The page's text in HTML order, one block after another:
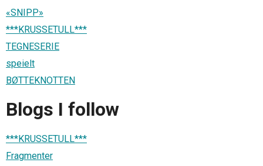
«SNIPP»
***KRUSSETULL***
TEGNESERIE
speielt
BØTTEKNOTTEN
Blogs I follow
***KRUSSETULL***
Fragmenter